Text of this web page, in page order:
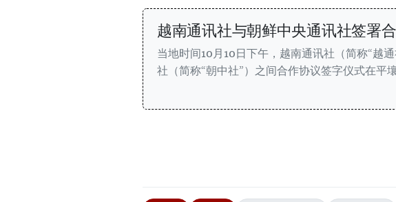
越南通讯社与朝鲜中央通讯社签署
当地时间10月10日下午，越南通讯社（简称“越
社（简称“朝中社”）之间合作协议签字仪式在平壤